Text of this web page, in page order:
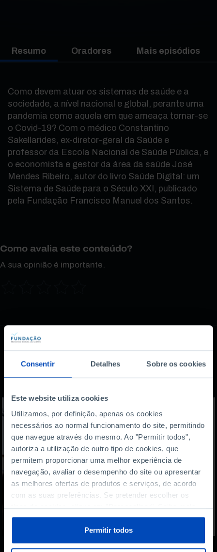
Consentir Detalhes Sobre os cookies
Este website utiliza cookies
Utilizamos, por definição, apenas os cookies
necessários ao normal funcionamento do site, permitindo
que navegue através do mesmo. Ao "Permitir todos",
autoriza a utilização de outro tipo de cookies, que
permitem proporcionar uma melhor experiência de
navegação, avaliar o desempenho do site ou apresentar
as melhores ofertas de produtos e serviços, de acordo
com as suas preferências. Se pretender escolher os
tipos de cookies, clique em "Personalizar". Saiba mais
sobre cookies através da gestão de preferências ou da
Política de Cookies.
Permitir todos
Resumo Oradores Mais episódios
Como devem atuar os sistemas de saúde e a
sociedade, a nível nacional e global, perante uma
pandemia como aquela em que ameaça tornar-se
o Covid-19? Com o médico Constantino
Sakellarides, ex-diretor-geral da Saúde e
professor da Escola Nacional de Saúde Pública, e
o economista e gestor da área da saúde José
Mendes Ribeiro, autor do livro Saúde Digital: um
Sistema de Saúde para o Século XXI, publicado
pela Fundação Francisco Manuel dos Santos.
Como avalia este conteúdo?
A sua opinião é importante.
Também lhe pode
interessar